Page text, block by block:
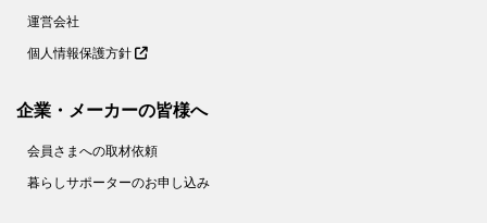
運営会社
個人情報保護方針
企業・メーカーの皆様へ
会員さまへの取材依頼
暮らしサポーターのお申し込み